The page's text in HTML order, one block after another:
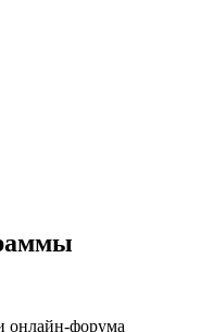
онлайн-форума